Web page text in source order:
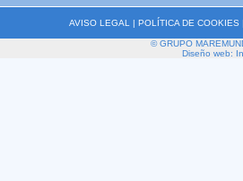
AVISO LEGAL | POLÍTICA DE COOKIES
© GRUPO
Diseño web: